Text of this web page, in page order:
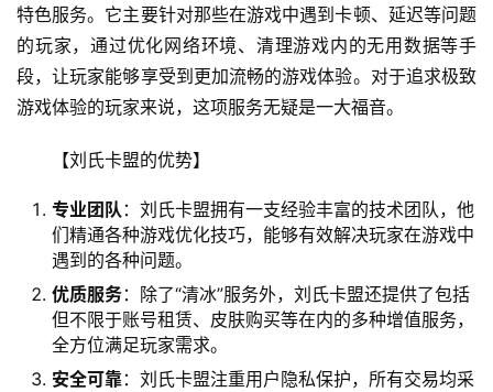
特色服务。它主要针对那些在游戏中遇到卡顿、延迟等问题
的玩家，通过优化网络环境、清理游戏内的无用数据等手
段，让玩家能够享受到更加流畅的游戏体验。对于追求极致
游戏体验的玩家来说，这项服务无疑是一大福音。
【刘氏卡盟的优势】
专业团队 ：刘氏卡盟拥有一支经验丰富的技术团队，他
们精通各种游戏优化技巧，能够有效解决玩家在游戏中
遇到的各种问题。
优质服务：除了“清冰”服务外，刘氏卡盟还提供了包括
但不限于账号租赁、皮肤购买等在内的多种增值服务，
全方位满足玩家需求。
安全可靠：刘氏卡盟注重用户隐私保护，所有交易均采